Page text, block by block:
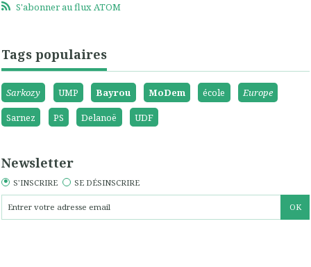
S'abonner au flux ATOM
Tags populaires
Sarkozy UMP Bayrou MoDem école
Europe
Sarnez
PS Delanoë UDF
Newsletter
S'INSCRIRE SE DÉSINSCRIRE